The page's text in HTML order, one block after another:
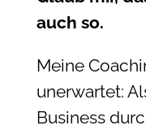
auch so.
Meine
unerwartet:
Business